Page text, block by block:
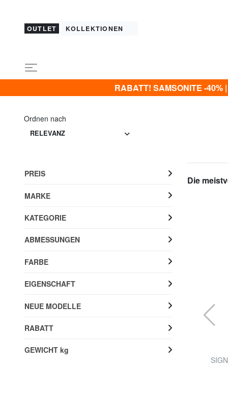
OUTLET KOLLEKTIONEN
RABATT! SAMSONITE -40%
Ordnen nach
RELEVANZ
Die
AMERICAN TOURISTER
PREIS
MARKE
KATEGORIE
ABMESSUNGEN
FARBE
EIGENSCHAFT
NEUE MODELLE
RABATT
GEWICHT kg